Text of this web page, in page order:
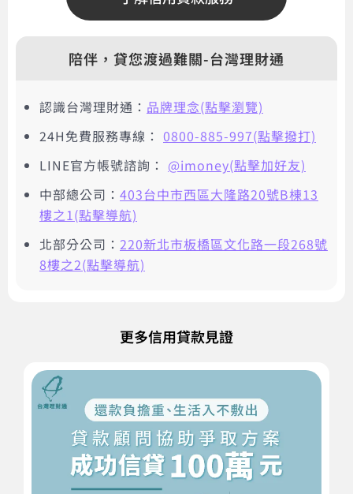
陪伴，貸您渡過難關-台灣理財通
認識台灣理財通： 品牌理念(點擊瀏覽)
24H免費服務專線： 0800-885-997(點擊撥打)
LINE官方帳號諮詢： @imoney(點擊加好友)
中部總公司： 403台中市西區大隆路20號B棟13
樓之1(點擊導航)
北部分公司： 220新北市板橋區文化路一段268號
8樓之2(點擊導航)
更多信用貸款見證